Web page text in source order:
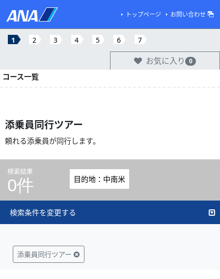
トップページ お問い合わせ
1 2 3 4 5 6 7
お気に入り 0
コース一覧
添乗員同行ツアー
頼れる添乗員が同行します。
検索結果
0件 目的地：中南米
検索条件を変更する
添乗員同行ツアー